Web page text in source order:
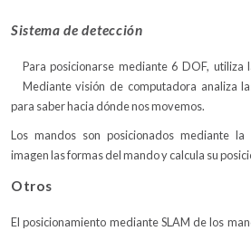
Sistema de detección
Para posicionarse mediante 6 DOF, utiliza
Mediante visión de computadora analiza
para saber hacia dónde nos movemos.
Los mandos son posicionados mediante
imagen las formas del mando y calcula su
Otros
El posicionamiento mediante SLAM de los